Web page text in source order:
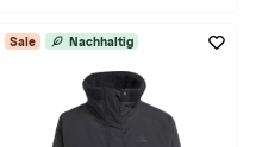
Sale Nachhaltig